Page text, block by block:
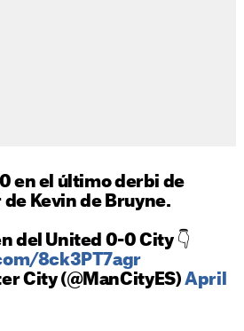
0 en el último derbi de
Kevin de Bruyne.
del United 0-0 City 👇
8ck3PT7agr
City (@ManCityES)April